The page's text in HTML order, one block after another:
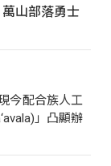
萬山部落勇士
今配合族人工
」凸顯辦